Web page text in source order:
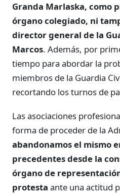
Granda Marlaska, como
órgano colegiado, ni
director general de la
Marcos. Además, por
tiempo para abordar la
miembros de la Guardia
recortando los turnos de
Las asociaciones
forma de proceder de la
abandonamos el mismo
precedentes desde la
órgano de
protesta ante una actitud